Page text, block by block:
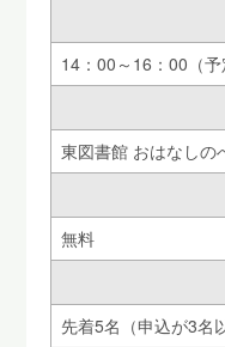
14：00～16：00（予
東図書館 おはなしの
無料
先着5名（申込が3名